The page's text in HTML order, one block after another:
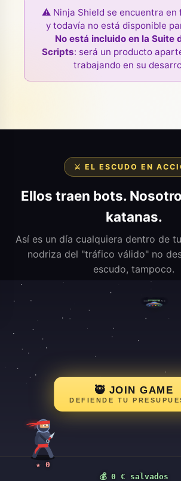
⚠️ Ninja Shield se encuentra en
y todavía no está disponible
No está incluido en la Suite
Scripts: será un producto
trabajando en su
⚔️ EL ESCUDO EN
Ellos traen bots.
katanas.
Así es un día cualquiera dentro de
nodriza del "tráfico válido" no
escudo, tampoco.
🥷 JOIN GAME
DEFIENDE TU